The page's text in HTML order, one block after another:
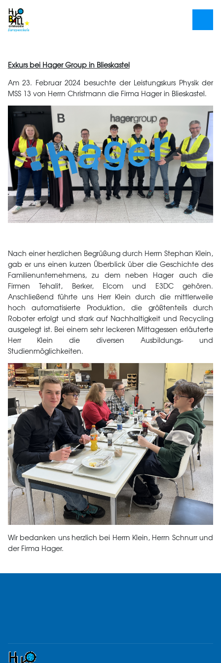
Exkurs bei Hager Group in Blieskastel
Am 23. Februar 2024 besuchte der Leistungskurs Physik der
MSS 13 von Herrn Christmann die Firma Hager in Blieskastel.
Nach einer herzlichen Begrüßung durch Herrn Stephan Klein,
gab er uns einen kurzen Überblick über die Geschichte des
Familienunternehmens, zu dem neben Hager auch die
Firmen Tehalit, Berker, Elcom und E3DC gehören.
Anschließend führte uns Herr Klein durch die mittlerweile
hoch automatisierte Produktion, die größtenteils durch
Roboter erfolgt und stark auf Nachhaltigkeit und Recycling
ausgelegt ist. Bei einem sehr leckeren Mittagessen erläuterte
Herr Klein die diversen Ausbildungs- und
Studienmöglichkeiten.
Wir bedanken uns herzlich bei Herrn Klein, Herrn Schnurr und
der Firma Hager.